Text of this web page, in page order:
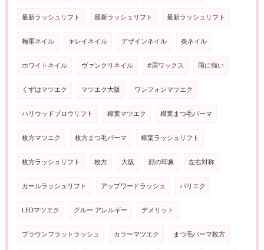
最新ラッシュリフト 最新ラッシュリフト 最新ラッシュリフト
梅雨ネイル キレイネイル デザインネイル 炎ネイル
ホワイトネイル ヴァンクリネイル #眉ワックス 雨に強い
くずはマツエク マツエク大阪 ワンフォンマツエク
ハリウッドブロウリフト 樟葉マツエク 樟葉まつ毛パーマ
枚方マツエク 枚方まつ毛パーマ 樟葉ラッシュリフト
枚方ラッシュリフト 枚方 大阪 顔の印象 左右対称
カールラッシュリフト アップワードラッシュ パリエク
LEDマツエク グルー アレルギー デメリット
ブラウンフラットラッシュ カラーマツエク まつ毛パーマ枚方